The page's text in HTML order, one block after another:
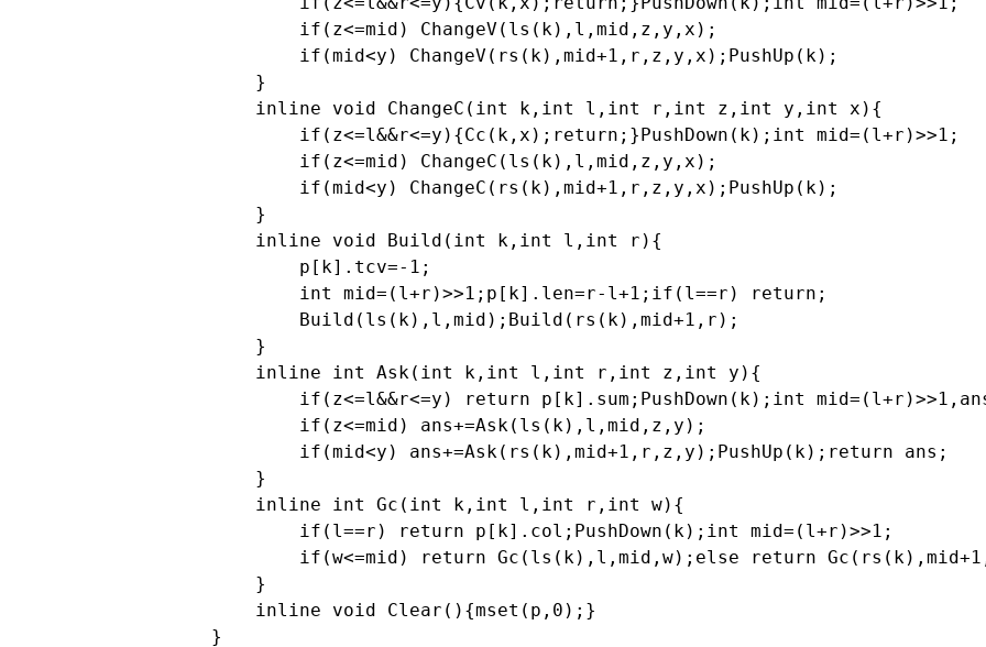
        if(z<=mid) ChangeV(ls(k),l,mid,z,y,x);
        if(mid<y) ChangeV(rs(k),mid+1,r,z,y,x);PushUp(k);
    }
    inline void ChangeC(int k,int l,int r,int z,int y,int x){
        if(z<=l&&r<=y){Cc(k,x);return;}PushDown(k);int mid=(l+r)>>1;
        if(z<=mid) ChangeC(ls(k),l,mid,z,y,x);
        if(mid<y) ChangeC(rs(k),mid+1,r,z,y,x);PushUp(k);
    }
    inline void Build(int k,int l,int r){
        p[k].tcv=-1;
        int mid=(l+r)>>1;p[k].len=r-l+1;if(l==r) return;
        Build(ls(k),l,mid);Build(rs(k),mid+1,r);
    }
    inline int Ask(int k,int l,int r,int z,int y){
if(z<=l&&r<=y) return p[k].sum;PushDown(k);int
        if(z<=mid) ans+=Ask(ls(k),l,mid,z,y);
        if(mid<y) ans+=Ask(rs(k),mid+1,r,z,y);PushUp(k);return ans;
    }
    inline int Gc(int k,int l,int r,int w){
        if(l==r) return p[k].col;PushDown(k);int mid=(l+r)>>1;
if(w<=mid) return Gc(ls(k),l,mid,w);else return
    }
    inline void Clear(){mset(p,0);}
}